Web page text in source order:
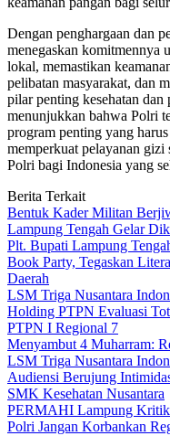
Dengan penghargaan dan
menegaskan komitmennya
lokal, memastikan
pelibatan masyarakat, dan
pilar penting kesehatan
menunjukkan bahwa Polri
program penting yang
memperkuat pelayanan gizi
Polri bagi Indonesia yang
Berita Terkait
Bentuk Kader Militan
Lampung Tengah Gelar
Plt. Bupati Lampung
Book Party, Tegaskan
Daerah
LSM Triga Nusantara
Holding PTPN Evaluasi
PTPN I Regional 7
Menyambut 4 Muharram:
LSM Triga Nusantara
Audiensi Berujung
SMK Kesehatan Nusantara
PERMAHI Lampung Kritik
Polri Jangan Korbankan